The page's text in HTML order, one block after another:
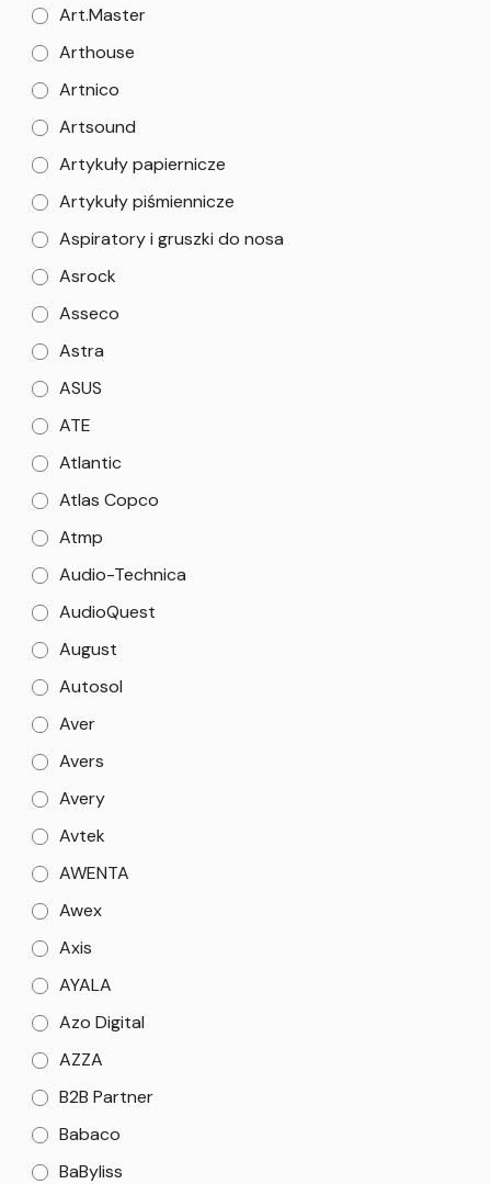
Art.Master
Arthouse
Artnico
Artsound
Artykuły papiernicze
Artykuły piśmiennicze
Aspiratory i gruszki do nosa
Asrock
Asseco
Astra
ASUS
ATE
Atlantic
Atlas Copco
Atmp
Audio-Technica
AudioQuest
August
Autosol
Aver
Avers
Avery
Avtek
AWENTA
Awex
Axis
AYALA
Azo Digital
AZZA
B2B Partner
Babaco
BaByliss